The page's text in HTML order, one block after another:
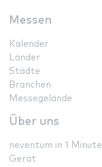
Messen
Kalender
Länder
Städte
Branchen
Messegelände
Über uns
neventum in 1 Minute
Gerät